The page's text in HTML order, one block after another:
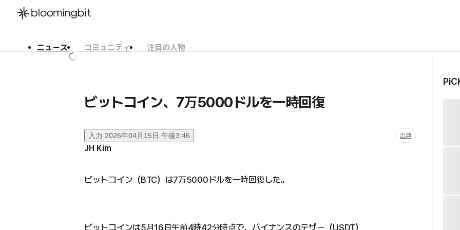
ニュース コミュニティ
注目の人物
ビットコイン、7万5000ドルを一時回復
入力 2026年04月15日 午後3:46 出典
JH Kim
ビットコイン（BTC）は7万5000ドルを一時回復した。
ビットコインは5月16日午前4時42分時点で、バイナンスのテザー（USDT）